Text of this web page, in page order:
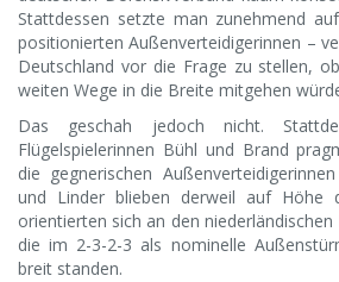
Stattdessen setzte man zunehmend
positionierten Außenverteidigerinnen –
Deutschland vor die Frage zu stellen,
weiten Wege in die Breite mitgehen
Das geschah jedoch nicht.
Flügelspielerinnen Bühl und Brand
die gegnerischen
und Linder blieben derweil auf Höhe
orientierten sich an den
die im 2-3-2-3 als nominelle
breit standen.